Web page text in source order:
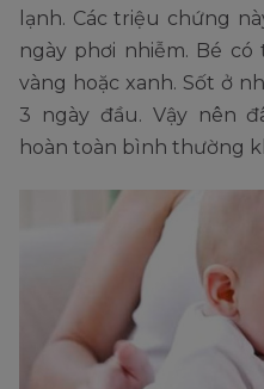
lạnh. Các triệu chứng
ngày phơi nhiễm. Bé
vàng hoặc xanh. Sốt ở
3 ngày đầu. Vậy nên
hoàn toàn bình thường